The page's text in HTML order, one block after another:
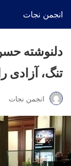
انجمن نجات
دلنوشته
تنگ، آزادی
انجمن نجات